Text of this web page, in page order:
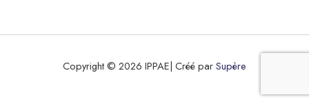
Copyright © 2026 IPPAE| Créé parSupère